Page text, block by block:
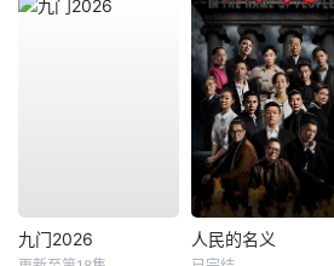
九门2026 人民的名义